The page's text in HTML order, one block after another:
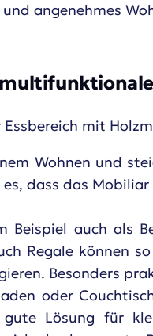
angenehmes
Wohnen und
dass das
Beispiel auch als
Regale können
Besonders
oder
Lösung für